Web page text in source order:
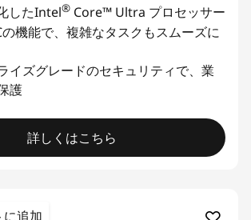
したIntel® Core™ Ultra プロセッサー
機能で、複雑なタスクもスムーズに
イズグレードのセキュリティで、業
護
詳しくはこちら
に追加